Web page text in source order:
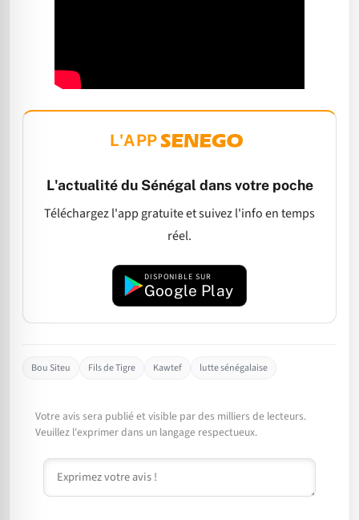
L'APP
L'actualité du Sénégal dans votre poche
Téléchargez l'app gratuite et suivez l'info en temps
réel.
DISPONIBLE SUR
Google Play
Bou Siteu Fils de Tigre Kawtef lutte sénégalaise
Votre avis sera publié et visible par des milliers de lecteurs.
Veuillez l'exprimer dans un langage respectueux.
Commentaire